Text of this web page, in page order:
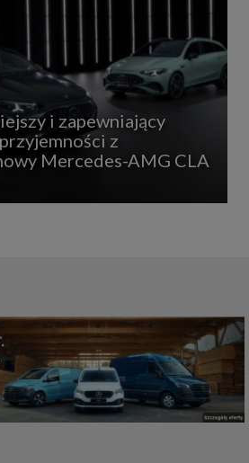
i zapewniający
z
Mercedes-AMG CLA